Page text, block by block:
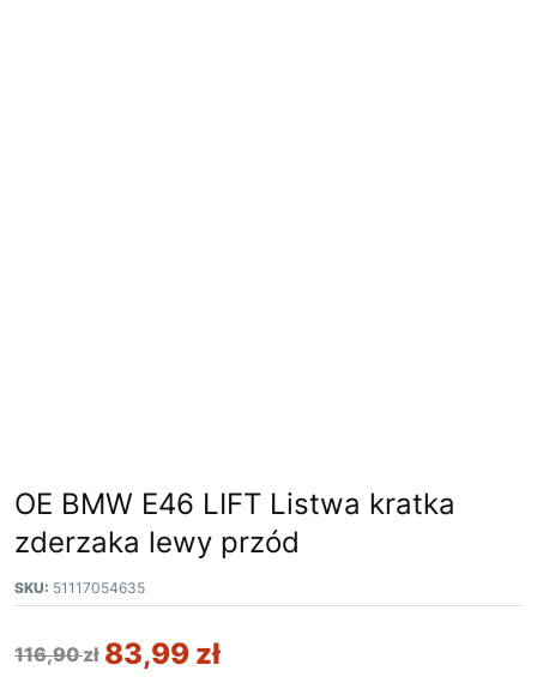
OE BMW E46 LIFT Listwa kratka
zderzaka lewy przód
SKU: 51117054635
116,90zł 83,99 zł